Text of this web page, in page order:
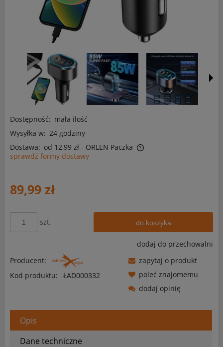
Dostępność: mała ilość
Wysyłka w: 24 godziny
Dostawa: od 12,99 zł - ORLEN Paczka
Cena nie zawiera ewentualnych kosztów płatności
sprawdź formy dostawy
89,99 zł
szt. do koszyka
dodaj do przechowalni
Producent:
Kod produktu:
ŁAD000332
zapytaj o produkt
poleć znajomemu
dodaj opinię
Opis
Dane techniczne